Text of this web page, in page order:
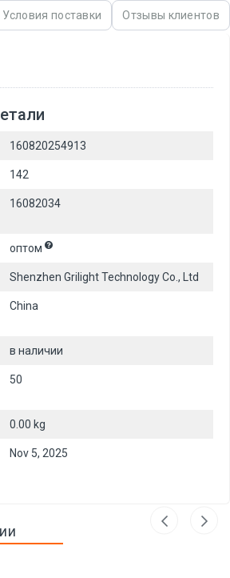
Условия поставки Отзывы клиентов
160820254913
142
16082034
оптом
Shenzhen Grilight Technology Co., Ltd
China
в наличии
50
0.00 kg
Nov 5, 2025